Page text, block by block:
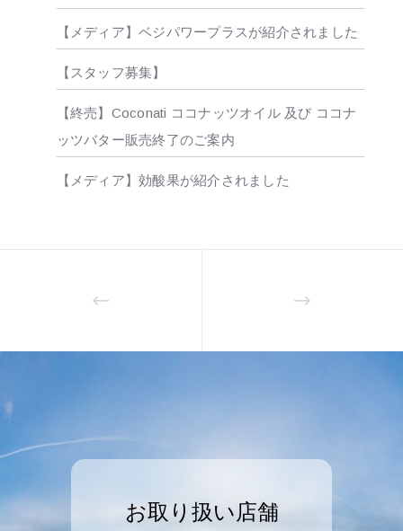
【メディア】ベジパワープラスが紹介されました
【スタッフ募集】
【終売】Coconati ココナッツオイル 及び ココナ
ッツバター販売終了のご案内
【メディア】効酸果が紹介されました
お取り扱い店舗